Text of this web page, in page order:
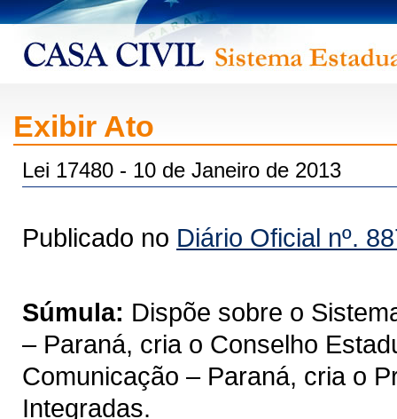
Exibir Ato
Lei 17480 - 10 de Janeiro de 2013
Publicado no Diário Oficial nº.
Súmula: Dispõe sobre o
– Paraná, cria o Conselho
Comunicação – Paraná, cria o
Integradas.